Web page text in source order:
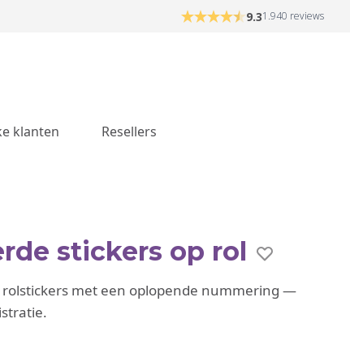
9.31.940 reviews
klanten Resellers
stickers op rol
met een oplopende nummering —